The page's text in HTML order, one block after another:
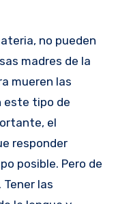
no pueden
madres de la
mueren las
este tipo de
el
responder
posible. Pero de
las